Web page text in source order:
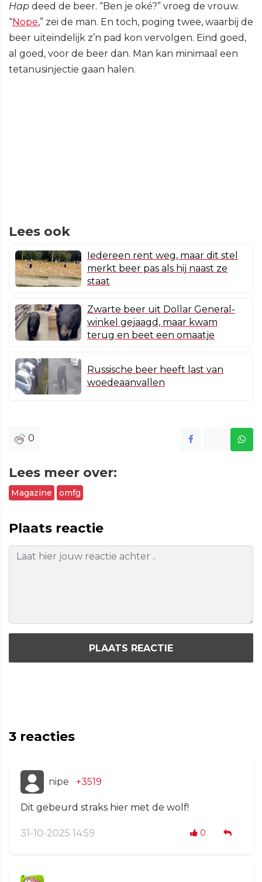
Hap deed de beer. “Ben je oké?” vroeg de vrouw.
“Nope,” zei de man. En toch, poging twee, waarbij de
beer uiteindelijk z’n pad kon vervolgen. Eind goed,
al goed, voor de beer dan. Man kan minimaal een
tetanusinjectie gaan halen.
Lees ook
Iedereen rent weg, maar dit stel
merkt beer pas als hij naast ze
staat
Zwarte beer uit Dollar General-
winkel gejaagd, maar kwam
terug en beet een omaatje
Russische beer heeft last van
woedeaanvallen
0
Lees meer over:
Magazine omfg
Plaats reactie
PLAATS REACTIE
3 reacties
nipe +3519
Dit gebeurd straks hier met de wolf!
31-10-2025 14:59 0